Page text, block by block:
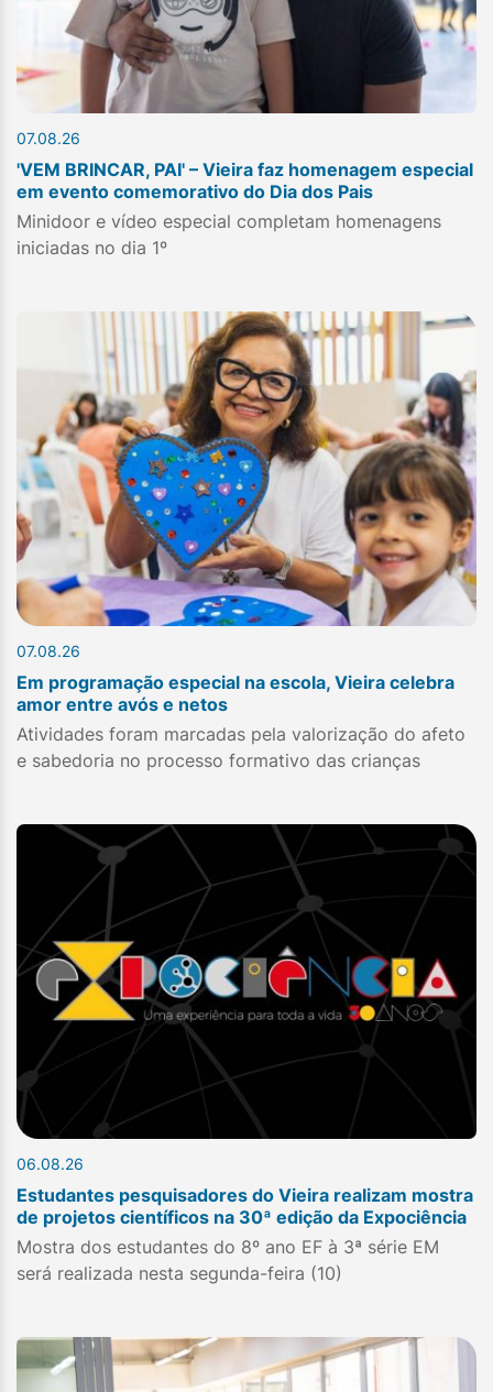
07.08.26
'VEM BRINCAR, PAI' – Vieira faz homenagem especial
em evento comemorativo do Dia dos Pais
Minidoor e vídeo especial completam homenagens
iniciadas no dia 1º
07.08.26
Em programação especial na escola, Vieira celebra
amor entre avós e netos
Atividades foram marcadas pela valorização do afeto
e sabedoria no processo formativo das crianças
06.08.26
Estudantes pesquisadores do Vieira realizam mostra
de projetos científicos na 30ª edição da Expociência
Mostra dos estudantes do 8º ano EF à 3ª série EM
será realizada nesta segunda-feira (10)